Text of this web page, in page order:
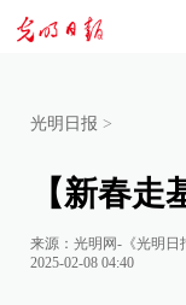
光明日报 >
【新春走
来源： 光明网-《光明日
2025-02-08 04:40